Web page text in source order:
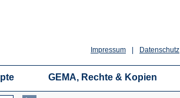
Datenschutz
Impressum
GEMA, Rechte & Kopien